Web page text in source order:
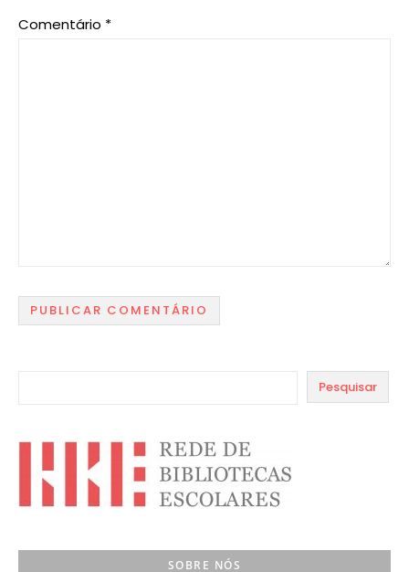
Comentário *
Pesquisar
SOBRE NÓS